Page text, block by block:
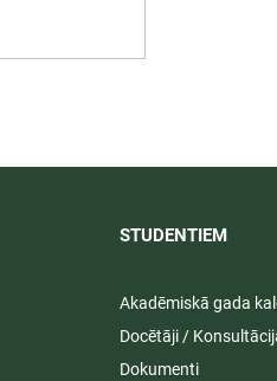
STUDENTIEM​
Akadēmiskā gada
Docētāji /
Dokumenti